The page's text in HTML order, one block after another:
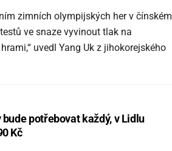
zimních olympijských her v čínském
ve snaze vyvinout tlak na
uvedl Yang Uk z jihokorejského
potřebovat každý, v Lidlu
Kč